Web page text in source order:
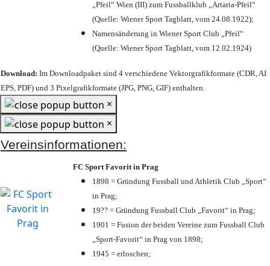
„Pfeil“ Wien (III) zum Fussballklub „Artaria-Pfeil“
(Quelle: Wiener Sport Tagblatt, vom 24.08.1922);
Namensänderung in Wiener Sport Club „Pfeil“
(Quelle: Wiener Sport Tagblatt, vom 12.02.1924)
Download: Im Downloadpaket sind 4 verschiedene Vektorgrafikformate (CDR, AI
EPS, PDF) und 3 Pixelgrafikformate (JPG, PNG, GIF) enthalten.
×
×
Vereinsinformationen:
FC Sport Favorit in Prag
1898 = Gründung Fussball und Athletik Club „Sport“
in Prag;
19?? = Gründung Fussball Club „Favorit“ in Prag;
1901 = Fusion der beiden Vereine zum Fussball Club
„Sport-Favorit“ in Prag von 1898;
1945 = erloschen;